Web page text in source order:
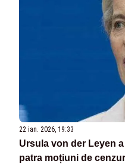
22 ian. 2026, 19:33
Ursula von der Leyen
patra moțiuni de